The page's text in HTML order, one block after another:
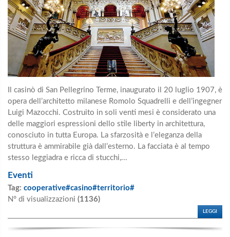
Il casinò di San Pellegrino Terme, inaugurato il 20 luglio 1907, è
opera dell’architetto milanese Romolo Squadrelli e dell’ingegner
Luigi Mazocchi. Costruito in soli venti mesi è considerato una
delle maggiori espressioni dello stile liberty in architettura,
conosciuto in tutta Europa. La sfarzosità e l’eleganza della
struttura è ammirabile già dall’esterno. La facciata è al tempo
stesso leggiadra e ricca di stucchi,...
Eventi
Tag: cooperative#casino#territorio#
N° di visualizzazioni (1136)
LEGGI